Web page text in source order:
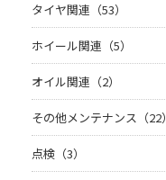
タイヤ関連（53）
ホイール関連（5）
オイル関連（2）
その他メンテナンス（22）
点検（3）